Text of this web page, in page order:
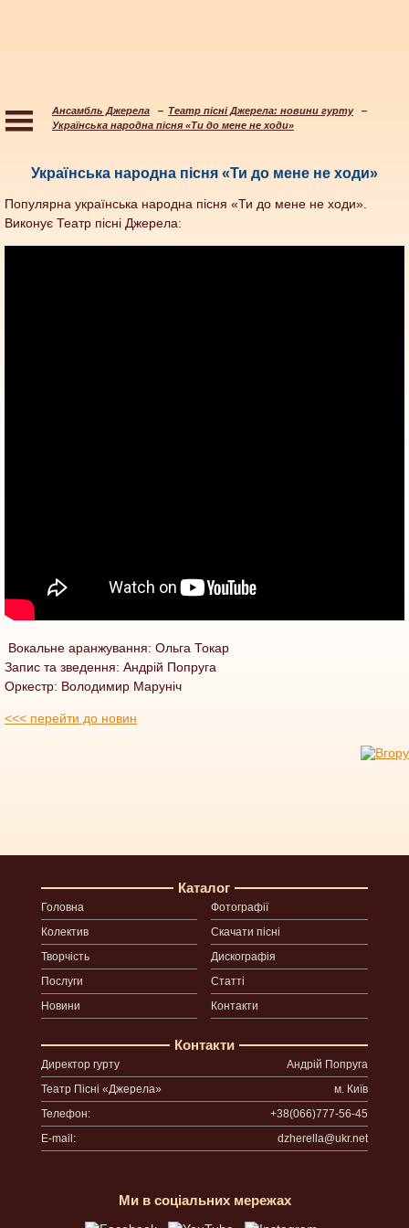
Ансамбль Джерела
Театр пісні Джерела: новини гурту
Українська народна пісня «Ти до мене не ходи»
Українська народна пісня «Ти до мене не ходи»
Популярна українська народна пісня «Ти до мене не ходи».
Виконує Театр пісні Джерела:
Вокальне аранжування: Ольга Токар
Запис та зведення: Андрій Попруга
Оркестр: Володимир Маруніч
<<< перейти до новин
Каталог
Головна
Колектив
Творчість
Послуги
Новини
Фотографії
Скачати пісні
Дискографія
Статті
Контакти
Контакти
Директор гурту
Андрій Попруга
Театр Пісні «Джерела»
м. Київ
Телефон:
+38(066)777-56-45
E-mail:
dzherella@ukr.net
Ми в соціальних мережах